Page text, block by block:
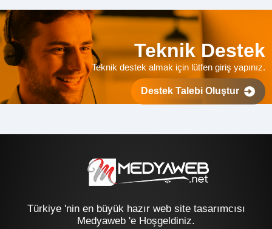
Teknik Destek
Teknik destek almak için lütfen giriş yapınız.
Destek Talebi Oluştur
Türkiye 'nin en büyük hazır web site tasarımcısı
Medyaweb 'e Hoşgeldiniz.